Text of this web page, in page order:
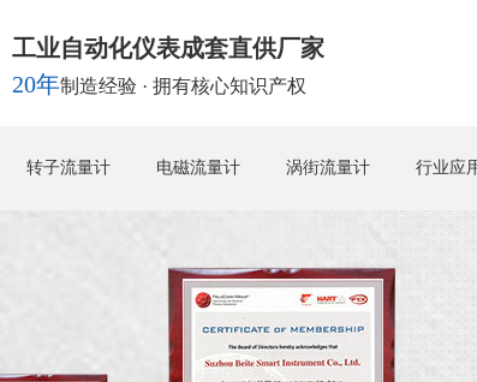
工业自动化仪表成套直供厂家
20年制造经验 · 拥有核心知识产权
转子流量计 电磁流量计 涡街流量计 行业应